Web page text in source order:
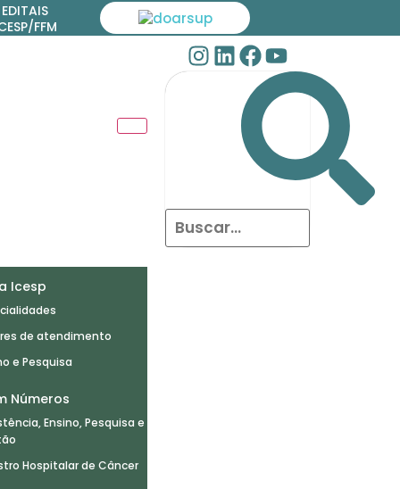
EDITAIS
FFM
Icesp
de atendimento
e Pesquisa
Números
Ensino, Pesquisa e
Hospitalar de Câncer